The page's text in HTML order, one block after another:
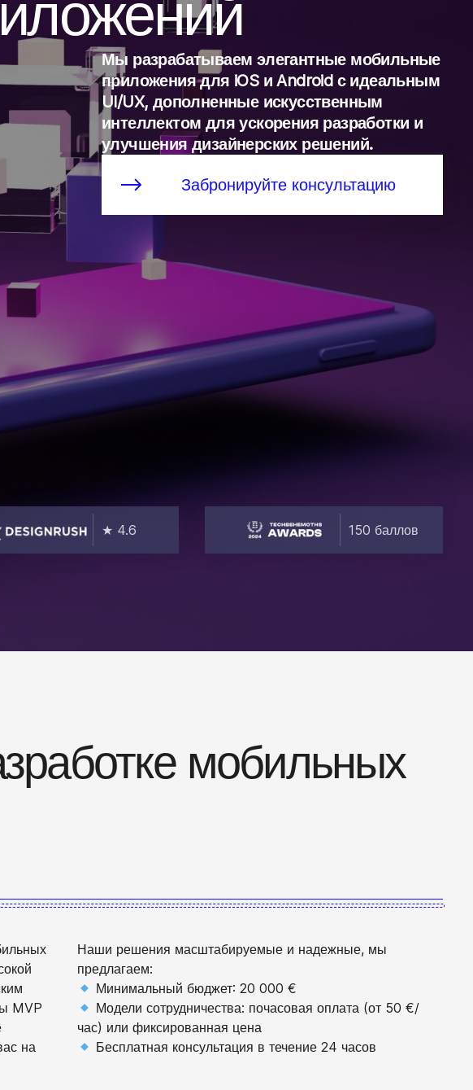
Мы разрабатываем элегантные мобильные
приложения для iOS и Android с идеальным
UI/UX, дополненные искусственным
интеллектом для ускорения разработки и
улучшения дизайнерских решений.
Забронируйте консультацию
★ 4.6 150 баллов
мобильных
MVP
на
Наши решения масштабируемые и надежные, мы
предлагаем:
Минимальный бюджет: 20 000 €
Модели сотрудничества: почасовая оплата (от 50 €/
час) или фиксированная цена
Бесплатная консультация в течение 24 часов